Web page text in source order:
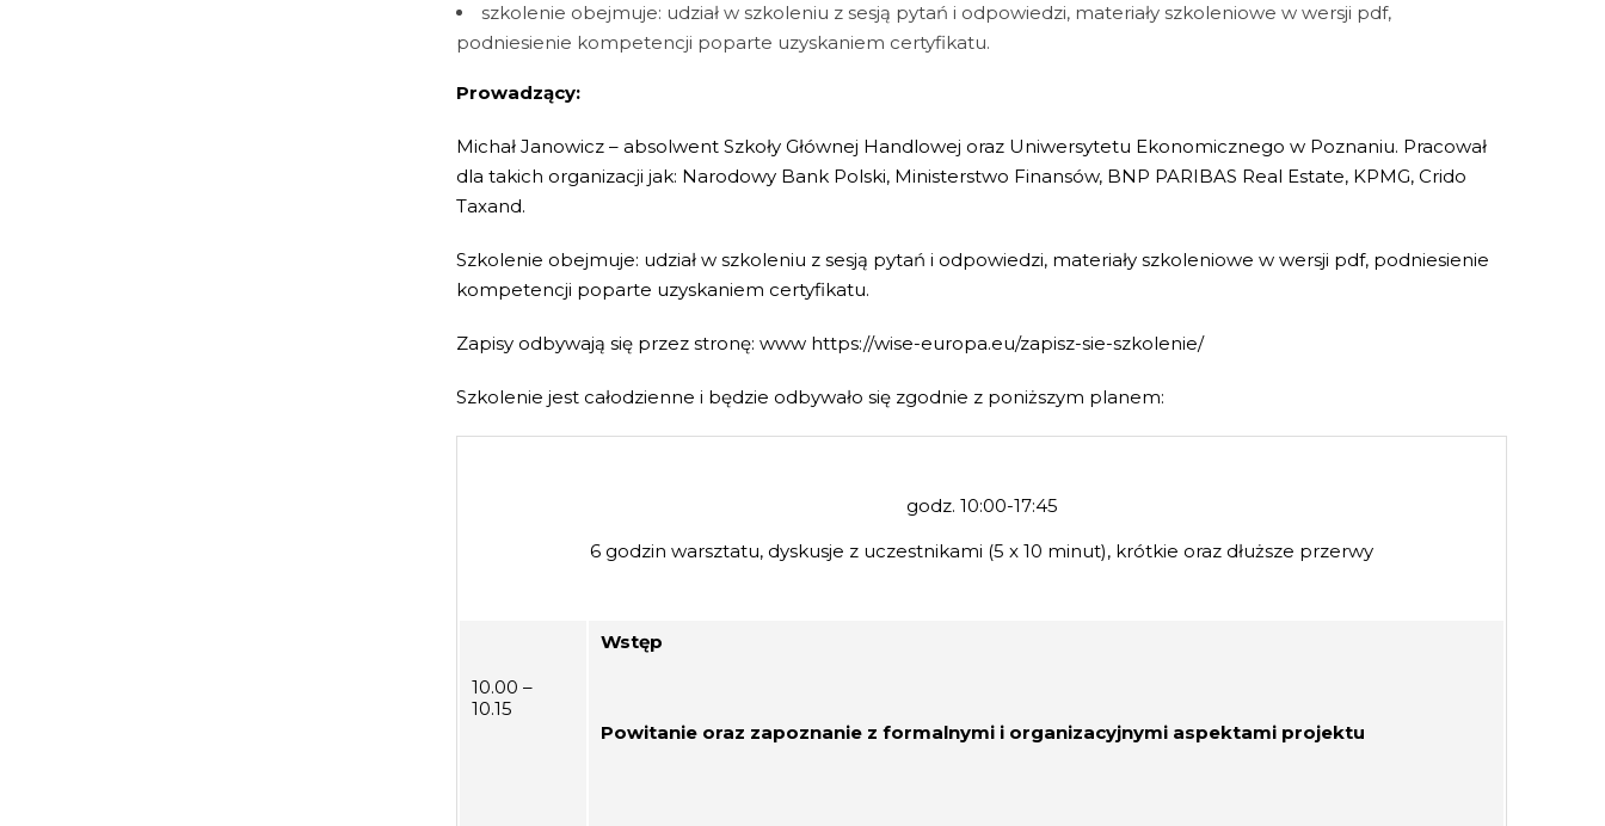
szkolenie obejmuje: udział w szkoleniu z sesją pytań i odpowiedzi, materiały szkoleniowe w wersji pdf,
podniesienie kompetencji poparte uzyskaniem certyfikatu.
Prowadzący:
Michał Janowicz – absolwent Szkoły Głównej Handlowej oraz Uniwersytetu Ekonomicznego w Poznaniu. Pracował
dla takich organizacji jak: Narodowy Bank Polski, Ministerstwo Finansów, BNP PARIBAS Real Estate, KPMG, Crido
Taxand.
Szkolenie obejmuje: udział w szkoleniu z sesją pytań i odpowiedzi, materiały szkoleniowe w wersji pdf, podniesienie
kompetencji poparte uzyskaniem certyfikatu.
Zapisy odbywają się przez stronę: www https://wise-europa.eu/zapisz-sie-szkolenie/
Szkolenie jest całodzienne i będzie odbywało się zgodnie z poniższym planem:
godz. 10:00-17:45
6 godzin warsztatu, dyskusje z uczestnikami (5 x 10 minut), krótkie oraz dłuższe przerwy
10.00 –
10.15
Wstęp
Powitanie oraz zapoznanie z formalnymi i organizacyjnymi aspektami projektu